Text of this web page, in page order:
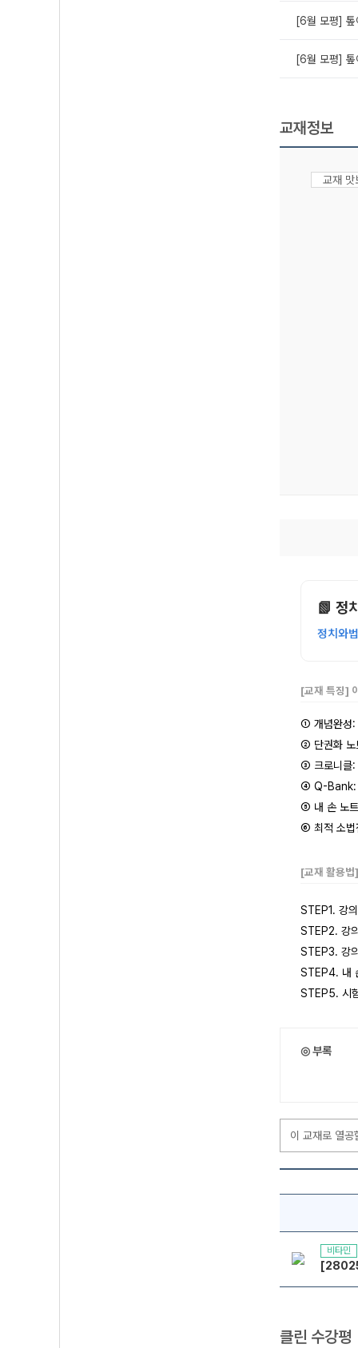
[6월 모평] 톺
[6월 모평]
교재정보
교재
📗 정
정치와
[교재 특징]
① 개념완성:
② 단권화 노
③ 크로니클:
④ Q-Bank:
⑤ 내 손 노트
⑥ 최적 소법
[교재 활용법
STEP1. 강
STEP2. 강
STEP3. 강
STEP4. 내
STEP5. 시
◎ 부록
이 교재로 열
비타민
클린 수강평